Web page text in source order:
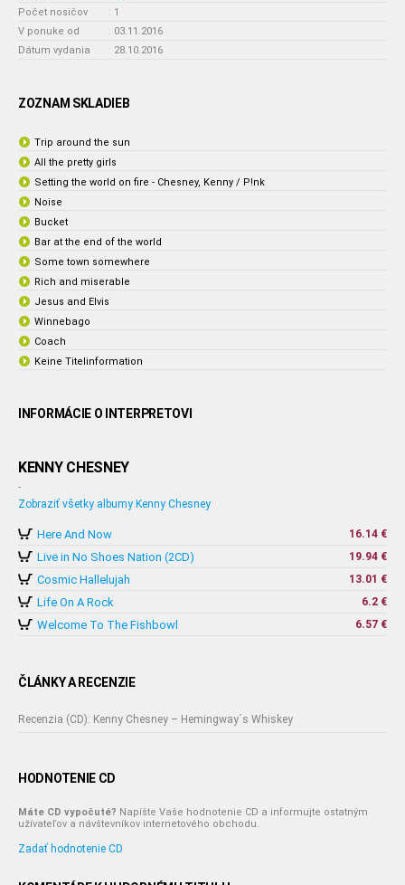
Počet nosičov
: 1
V ponuke od
: 03.11.2016
Dátum vydania
: 28.10.2016
ZOZNAM SKLADIEB
Trip around the sun
All the pretty girls
Setting the world on fire - Chesney, Kenny / P!nk
Noise
Bucket
Bar at the end of the world
Some town somewhere
Rich and miserable
Jesus and Elvis
Winnebago
Coach
Keine Titelinformation
INFORMÁCIE O INTERPRETOVI
KENNY CHESNEY
-
Zobraziť všetky albumy Kenny Chesney
Here And Now 16.14 €
Live in No Shoes Nation (2CD) 19.94 €
Cosmic Hallelujah 13.01 €
Life On A Rock 6.2 €
Welcome To The Fishbowl 6.57 €
ČLÁNKY A RECENZIE
Recenzia (CD): Kenny Chesney – Hemingway´s Whiskey
HODNOTENIE CD
Máte CD vypočuté? Napíšte Vaše hodnotenie CD a informujte ostatným
užívateľov a návštevníkov internetového obchodu.
Zadať hodnotenie CD